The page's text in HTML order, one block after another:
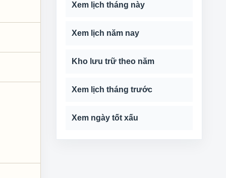
Xem lịch tháng này
Xem lịch năm nay
Kho lưu trữ theo năm
Xem lịch tháng trước
Xem ngày tốt xấu